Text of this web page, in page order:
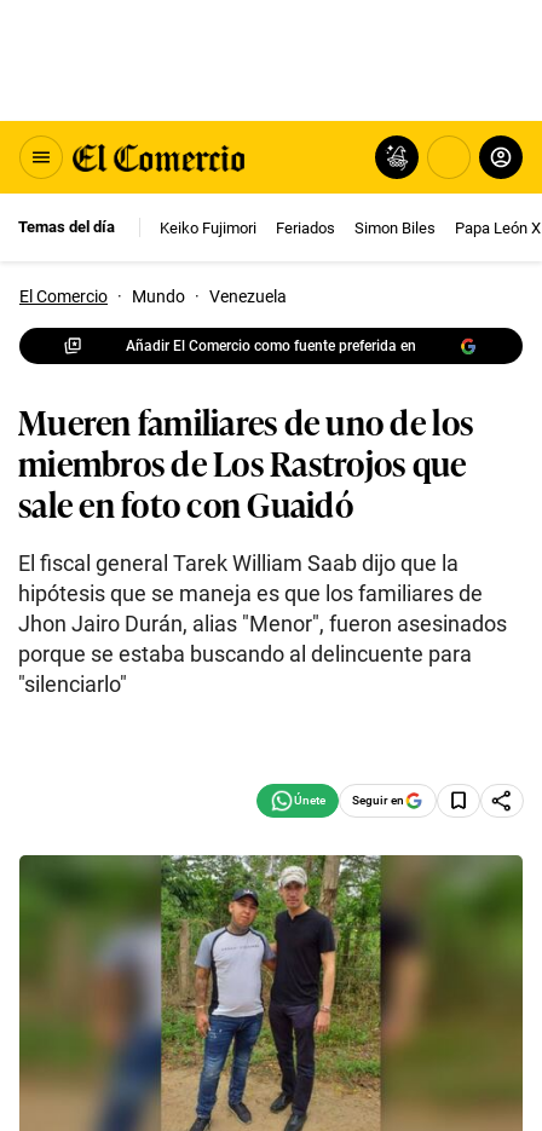
Temas del día Keiko Fujimori Feriados Simon Biles Papa León
El Comercio · Mundo · Venezuela
Añadir El Comercio como fuente preferida en
Mueren familiares de uno de los
miembros de Los Rastrojos que
sale en foto con Guaidó
El fiscal general Tarek William Saab dijo que la
hipótesis que se maneja es que los familiares de
Jhon Jairo Durán, alias "Menor", fueron asesinados
porque se estaba buscando al delincuente para
"silenciarlo"
Seguir en